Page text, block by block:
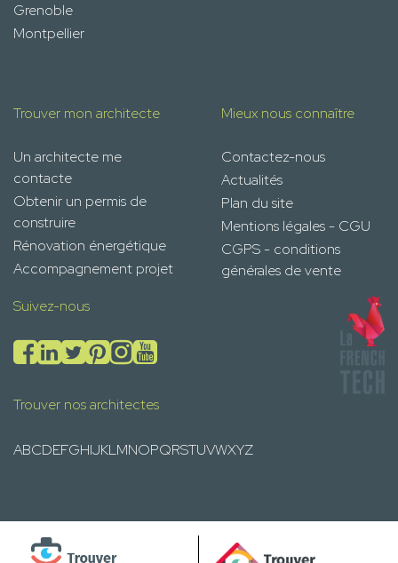
Grenoble
Montpellier
Trouver mon architecte
Un architecte me
contacte
Obtenir un permis de
construire
Rénovation énergétique
Accompagnement projet
Mieux nous connaître
Contactez-nous
Actualités
Plan du site
Mentions légales - CGU
CGPS - conditions
générales de vente
Suivez-nous
Trouver nos architectes
ABCDEFGHIJKLMNOPQRSTUVWXYZ